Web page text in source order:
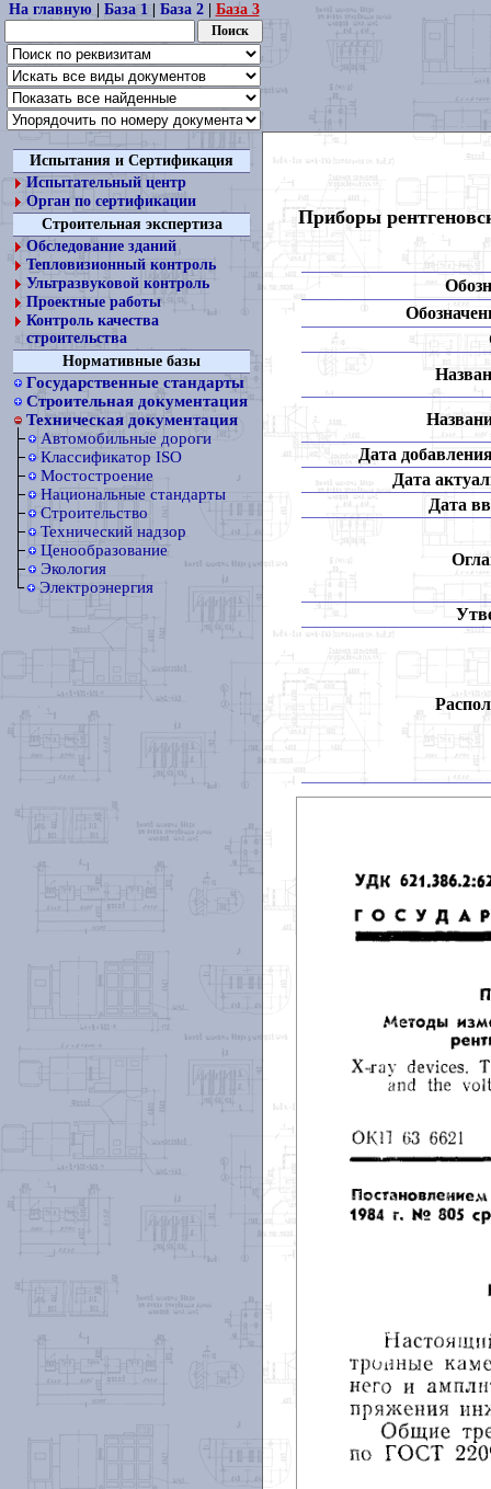
На главную| База 1| База 2| База 3
Испытания и Сертификация
Испытательный центр
Орган по сертификации
Строительная экспертиза
Обследование зданий
Тепловизионный контроль
Ультразвуковой контроль
Проектные работы
Контроль качества
строительства
Нормативные базы
Государственные стандарты
Строительная документация
Техническая документация
Автомобильные дороги
Классификатор ISO
Мостостроение
Национальные стандарты
Строительство
Технический надзор
Ценообразование
Экология
Электроэнергия
Приборы
Дата
Дата
Дата